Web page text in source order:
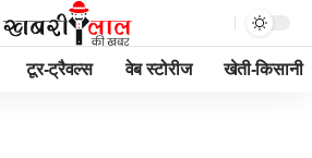
टूर-ट्रैवल्स वेब स्टोरीज खेती-किसानी